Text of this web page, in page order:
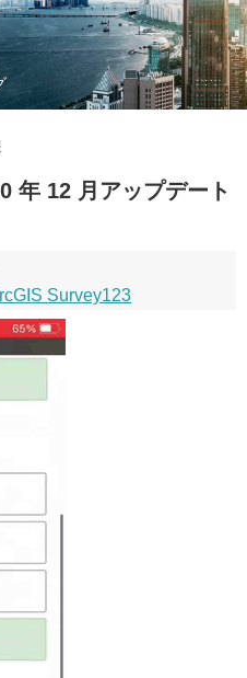
年 12 月アップデート
Survey123